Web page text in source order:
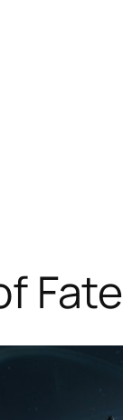
Fate